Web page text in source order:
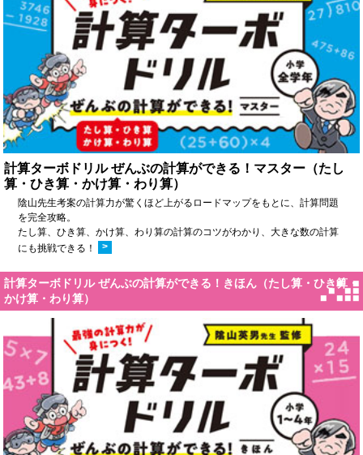
計算ターボドリル ぜんぶの計算ができる！マスター（たし
算・ひき算・かけ算・わり算）
陰山先生考案の計算力が驚くほど上がるロードマップをもとに、計算問題
を完全攻略。
たし算、ひき算、かけ算、わり算の計算のコツがわかり、大きな数の計算
にも挑戦できる！
>
計算ターボドリル ぜんぶの計算ができる！きほん（たし算・ひき算・
かけ算・わり算）